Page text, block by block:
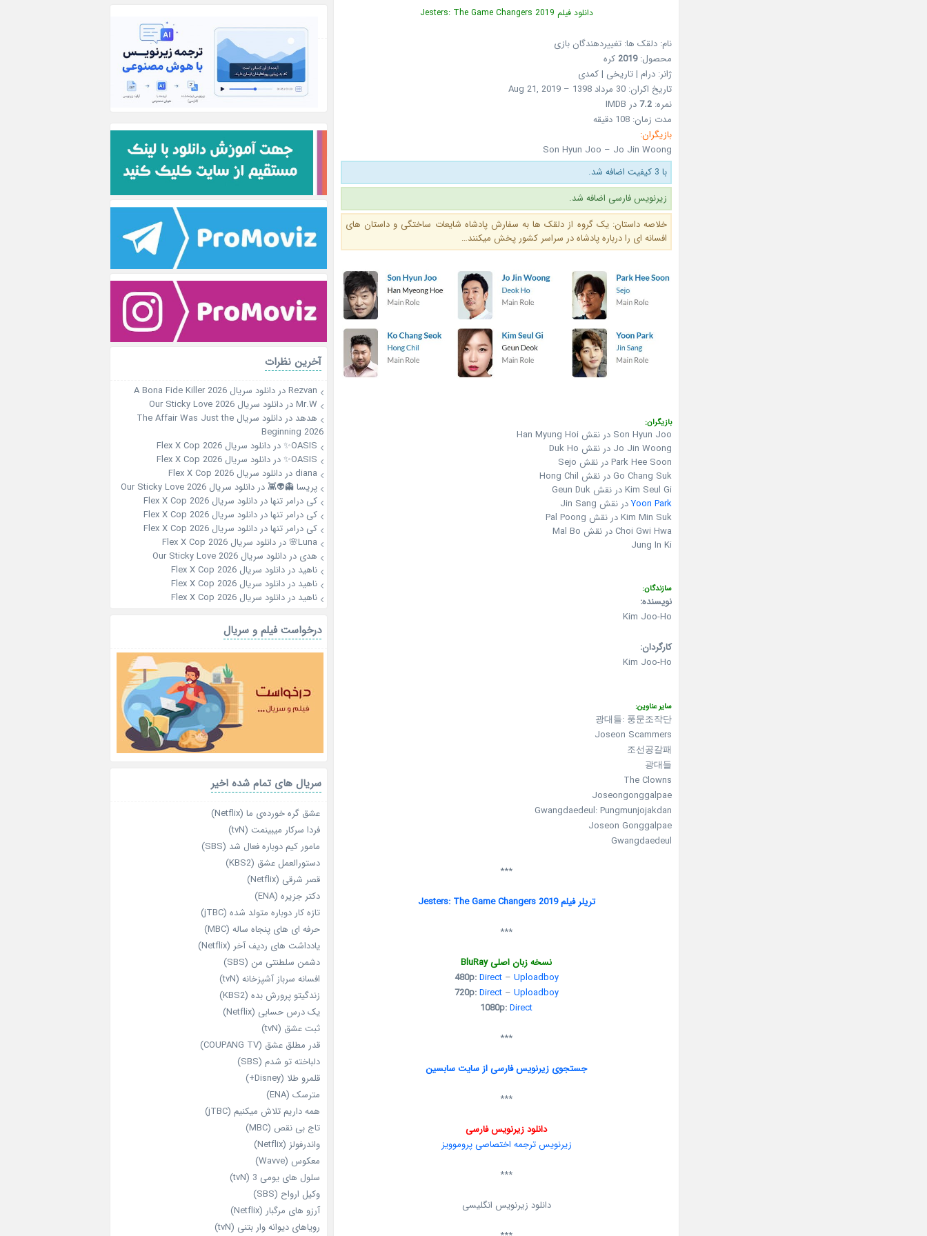
دانلود فیلم Jesters: The Game Changers 2019
نام: دلقک ها: تغییردهندگان بازی
محصول:2019کره
ژانر: درام | تاریخی | کمدی
تاریخ اکران: 30 مرداد 1398 – Aug 21, 2019
نمره: 7.2در IMDB
مدت زمان: 108 دقیقه
بازیگران:
Son Hyun Joo – Jo Jin Woong
با 3 کیفیت اضافه شد.
زیرنویس فارسی اضافه شد.
خلاصه داستان: یک گروه از دلقک ها به سفارش پادشاه شایعات ساختگی و داستان های
افسانه ای را درباره پادشاه در سراسر کشور پخش میکنند…
بازیگران:
Son Hyun Joo در نقش Han Myung Hoi
Jo Jin Woong در نقش Duk Ho
Park Hee Soon در نقش Sejo
Go Chang Suk در نقش Hong Chil
Kim Seul Gi در نقش Geun Duk
Yoon Parkدر نقش Jin Sang
Kim Min Suk در نقش Pal Poong
Choi Gwi Hwa در نقش Mal Bo
Jung In Ki
سازندگان:
نویسنده:
Kim Joo-Ho
کارگردان:
Kim Joo-Ho
سایر عناوین:
광대들: 풍문조작단
Joseon Scammers
조선공갈패
광대들
The Clowns
Joseongonggalpae
Gwangdaedeul: Pungmunjojakdan
Joseon Gonggalpae
Gwangdaedeul
***
تریلر فیلم Jesters: The Game Changers 2019
***
نسخه زبان اصلی BluRay
480p: Direct– Uploadboy
720p: Direct– Uploadboy
1080p:Direct
***
جستجوی زیرنویس فارسی از سایت سابسین
***
دانلود زیرنویس فارسی
زیرنویس ترجمه اختصاصی پروموویز
***
دانلود زیرنویس انگلیسی
آخرین نظرات
Rezvanدر دانلود سریال A Bona Fide Killer 2026
Mr.Wدر دانلود سریال Our Sticky Love 2026
هدهد در
دانلود سریال The Affair Was Just the
Beginning 2026
OASIS✨
در دانلود سریال Flex X Cop 2026
OASIS✨
در دانلود سریال Flex X Cop 2026
diana در دانلود سریال Flex X Cop 2026
پریسا 👻👽👾در دانلود سریال Our Sticky Love 2026
کی درامر تنهادر دانلود سریال Flex X Cop 2026
کی درامر تنهادر دانلود سریال Flex X Cop 2026
کی درامر تنهادر دانلود سریال Flex X Cop 2026
Luna🌸
در دانلود سریال Flex X Cop 2026
هدی در دانلود سریال Our Sticky Love 2026
ناهید در دانلود سریال Flex X Cop 2026
ناهید در دانلود سریال Flex X Cop 2026
ناهید در دانلود سریال Flex X Cop 2026
درخواست فیلم و سریال
سریال های تمام شده اخیر
عشق گره خورده‌ی ما (Netflix)
فردا سرکار میبینمت (tvN)
مامور کیم دوباره فعال شد (SBS)
دستورالعمل عشق (KBS2)
قصر شرقی (Netflix)
دکتر جزیره (ENA)
تازه‌ کار دوباره‌ متولد شده (jTBC)
حرفه‌ ای‌ های پنجاه‌ ساله (MBC)
یادداشت‌ های ردیف آخر (Netflix)
دشمن سلطنتی من (SBS)
افسانه سرباز آشپزخانه (tvN)
زندگیتو پرورش بده (KBS2)
یک درس حسابی (Netflix)
ثبت عشق (tvN)
قدر مطلق عشق (COUPANG TV)
دلباخته تو شدم (SBS)
قلمرو طلا (Disney+)
مترسک (ENA)
همه داریم تلاش میکنیم (jTBC)
تاج بی‌ نقص (MBC)
واندرفولز (Netflix)
معکوس (Wavve)
سلول های یومی 3 (tvN)
وکیل ارواح (SBS)
آرزو های مرگبار (Netflix)
رویاهای دیوانه‌ وار بتنی (tvN)